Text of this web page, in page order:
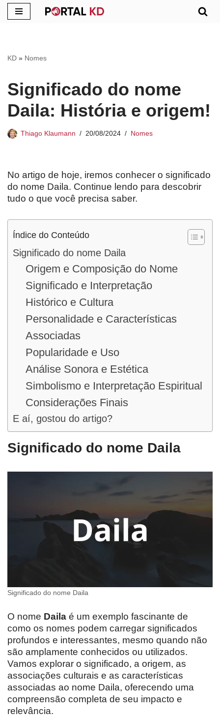
conteúdo
KD » Nomes
Significado do nome
Daila: História e origem!
Thiago Klaumann 20/08/2024 Nomes
No artigo de hoje, iremos conhecer o significado
do nome Daila. Continue lendo para descobrir
tudo o que você precisa saber.
Índice do Conteúdo
Significado do nome Daila
Origem e Composição do Nome
Significado e Interpretação
Histórico e Cultura
Personalidade e Características
Associadas
Popularidade e Uso
Análise Sonora e Estética
Simbolismo e Interpretação Espiritual
Considerações Finais
E aí, gostou do artigo?
Significado do nome Daila
Significado do nome Daila
O nome Daila é um exemplo fascinante de
como os nomes podem carregar significados
profundos e interessantes, mesmo quando não
são amplamente conhecidos ou utilizados.
Vamos explorar o significado, a origem, as
associações culturais e as características
associadas ao nome Daila, oferecendo uma
compreensão completa de seu impacto e
relevância.